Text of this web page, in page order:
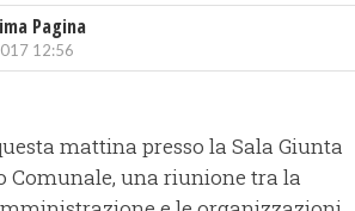
Pagina
12:56
mattina presso la Sala Giunta
Comunale, una riunione tra la